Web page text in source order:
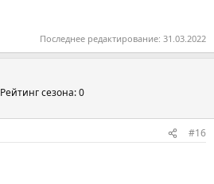
Последнее редактирование: 31.03.2022
Рейтинг сезона: 0
#16